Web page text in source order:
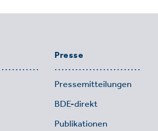
Presse
Pressemitteilungen
BDE-direkt
Publikationen